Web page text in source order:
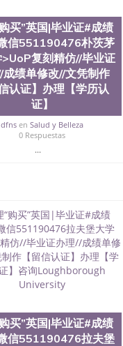
信认证】办理【学历认
买”英国|毕业证#成绩
信551190476朴茨茅
复刻精仿//毕业证
成绩单修改//文凭制作
信认证】办理【学历认
证】
dfns enSalud y Belleza
0 Respuestas
...
买”英国|毕业证#成绩
信551190476拉夫堡